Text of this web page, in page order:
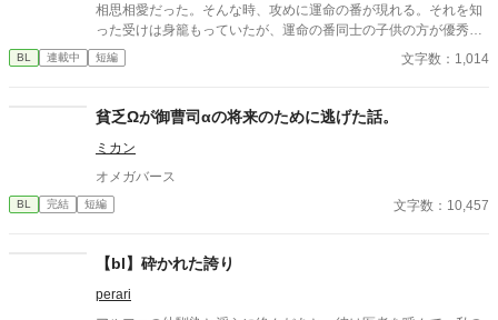
相思相愛だった。そんな時、攻めに運命の番が現れる。それを知
った受けは身籠もっていたが、運命の番同士の子供の方が優秀な
者が生まれることも知っており、身を引く事を決め姿を消す。 し
かし、攻めと運命の番の相手にはそれぞれに別の愛する人がいる
ていけたらと話し合ってわかれた。 その後、攻めは受けが勘違い
していなくなってしまったことを両親達から聞かされるのであっ
た。
BL 連載中 短編 文字数：1,014
貧乏Ωが御曹司αの将来のために逃げた話。
ミカン
オメガバース
BL 完結 短編 文字数：10,457
【bl】砕かれた誇り
perari